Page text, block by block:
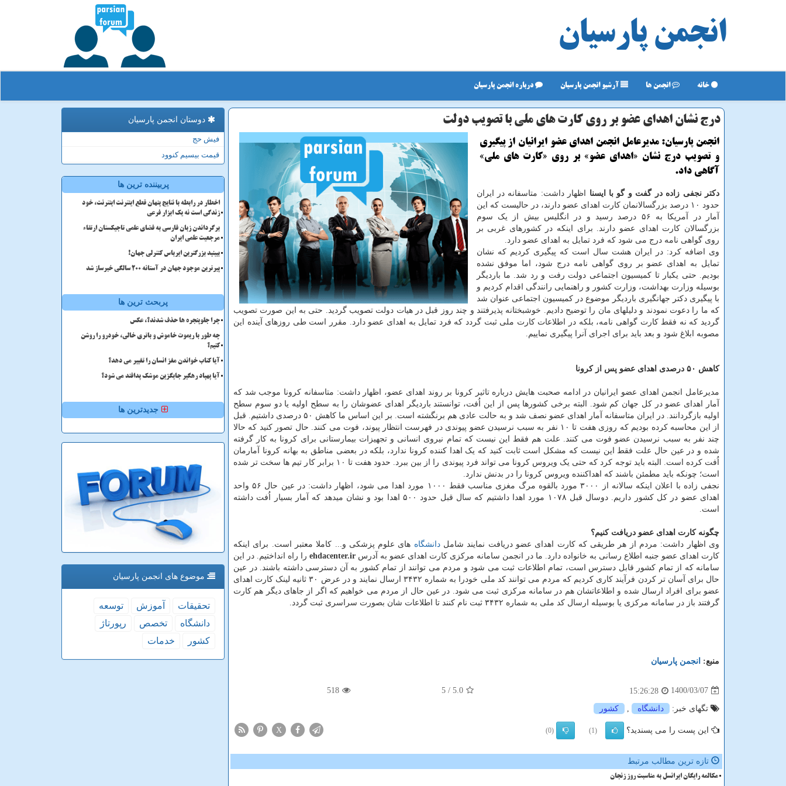
انجمن پارسیان
خانه انجمن ها آرشیو انجمن پارسیان درباره انجمن پارسیان
درج نشان اهدای عضو بر روی كارت های ملی با تصویب دولت
انجمن پارسیان: مدیرعامل انجمن اهدای عضو ایرانیان از پیگیری
و تصویب درج نشان «اهدای عضو» بر روی «کارت های ملی»
آگاهی داد.
دکتر نجفی زاده در گفت و گو با ایسنا اظهار داشت: متاسفانه در ایران
حدود ۱۰ درصد بزرگسالانمان کارت اهدای عضو دارند، در حالیست که این
آمار در آمریکا به ۵۶ درصد رسید و در انگلیس بیش از یک سوم
بزرگسالان کارت اهدای عضو دارند. برای اینکه در کشورهای غربی بر
روی گواهی نامه درج می شود که فرد تمایل به اهدای عضو دارد.
وی اضافه کرد: در ایران هشت سال است که پیگیری کردیم که نشان
تمایل به اهدای عضو بر روی گواهی نامه درج شود، اما موفق نشده
بودیم. حتی یکبار تا کمیسیون اجتماعی دولت رفت و رد شد. ما باردیگر
بوسیله وزارت بهداشت، وزارت کشور و راهنمایی رانندگی اقدام کردیم و
با پیگیری دکتر جهانگیری باردیگر موضوع در کمیسیون اجتماعی عنوان شد
که ما را دعوت نمودند و دلیلهای مان را توضیح دادیم. خوشبختانه پذیرفتند و چند روز قبل در هیات دولت تصویب گردید. حتی به این صورت تصویب
گردید که نه فقط کارت گواهی نامه، بلکه در اطلاعات کارت ملی ثبت گردد که فرد تمایل به اهدای عضو دارد. مقرر است طی روزهای آینده این
مصوبه ابلاغ شود و بعد باید برای اجرای آنرا پیگیری نماییم.
کاهش ۵۰ درصدی اهدای عضو پس از کرونا
مدیرعامل انجمن اهدای عضو ایرانیان در ادامه صحبت هایش درباره تاثیر کرونا بر روند اهدای عضو، اظهار داشت: متاسفانه کرونا موجب شد که
آمار اهدای عضو در کل جهان کم شود. البته برخی کشورها پس از این اُفت، توانستند باردیگر اهدای عضوشان را به سطح اولیه یا دو سوم سطح
اولیه بازگردانند. در ایران متاسفانه آمار اهدای عضو نصف شد و به حالت عادی هم برنگشته است. بر این اساس ما کاهش ۵۰ درصدی داشتیم. قبل
از این محاسبه کرده بودیم که روزی هفت تا ۱۰ نفر به سبب نرسیدن عضو پیوندی در فهرست انتظار پیوند، فوت می کنند. حال تصور کنید که حالا
چند نفر به سبب نرسیدن عضو فوت می کنند. علت هم فقط این نیست که تمام نیروی انسانی و تجهیزات بیمارستانی برای کرونا به کار گرفته
شده و در عین حال علت فقط این نیست که مشکل است ثابت کنید که یک اهدا کننده کرونا ندارد، بلکه در بعضی مناطق به بهانه کرونا آمارمان
اُفت کرده است. البته باید توجه کرد که حتی یک ویروس کرونا می تواند فرد پیوندی را از بین ببرد. حدود هفت تا ۱۰ برابر کار تیم ها سخت تر شده
است؛ چونکه باید مطمئن باشند که اهداکننده ویروس کرونا را در بدنش ندارد.
نجفی زاده با اعلان اینکه سالانه از ۳۰۰۰ مورد بالقوه مرگ مغزی مناسب فقط ۱۰۰۰ مورد اهدا می شود، اظهار داشت: در عین حال ۵۶ واحد
اهدای عضو در کل کشور داریم. دوسال قبل ۱۰۷۸ مورد اهدا داشتیم که سال قبل حدود ۵۰۰ اهدا بود و نشان میدهد که آمار بسیار اُفت داشته
است.
چگونه کارت اهدای عضو دریافت کنیم؟
وی اظهار داشت: مردم از هر طریقی که کارت اهدای عضو دریافت نمایند شاملدانشگاه های علوم پزشکی و... کاملا معتبر است. برای اینکه
کارت اهدای عضو جنبه اطلاع رسانی به خانواده دارد. ما در انجمن سامانه مرکزی کارت اهدای عضو به آدرس ehdacenter.ir را راه انداختیم. در این
سامانه که از تمام کشور قابل دسترس است، تمام اطلاعات ثبت می شود و مردم می توانند از تمام کشور به آن دسترسی داشته باشند. در عین
حال برای آسان تر کردن فرآیند کاری کردیم که مردم می توانند کد ملی خودرا به شماره ۳۴۳۲ ارسال نمایند و در عرض ۳۰ ثانیه لینک کارت اهدای
عضو برای افراد ارسال شده و اطلاعاتشان هم در سامانه مرکزی ثبت می شود. در عین حال از مردم می خواهیم که اگر از جاهای دیگر هم کارت
گرفتند باز در سامانه مرکزی یا بوسیله ارسال کد ملی به شماره ۳۴۳۲ ثبت نام کنند تا اطلاعات شان بصورت سراسری ثبت گردد.
منبع: انجمن پارسیان
1400/03/07
15:26:28
5.0
/ 5
518
تگهای خبر: دانشگاه كشور
این پست را می پسندید؟ (1)
(0)
X
تازه ترین مطالب مرتبط
مکالمه رایگان ایرانسل به مناسبت روز زنجان
دوستان انجمن پارسیان
فیش حج
قیمت بیسیم کنوود
پربیننده ترین ها
اخطار در رابطه با نتایج پنهان قطع اینترنت اینترنت، خود
زندگی است نه یک ابزار فرعی
برگرداندن زبان فارسی به فضای علمی تاجیکستان ارتقاء
مرجعیت علمی ایران
ببینید بزرگترین ایرباس کنترلی جهان!
پیرترین موجود جهان در آستانه ۲۰۰ سالگی خبرساز شد
پربحث ترین ها
چرا جلوپنجره ها حذف شدند؟، عکس
چه طور با ریموت خاموش و باتری خالی، خودرو را روشن
کنیم؟
آیا کتاب خواندن مغز انسان را تغییر می دهد؟
آیا پهپاد رهگیر جایگزین موشک پدافند می شود؟
جدیدترین ها
موضوع های انجمن پارسیان
تحقیقات آموزش
توسعه
دانشگاه
تخصص
رپورتاژ
كشور
خدمات